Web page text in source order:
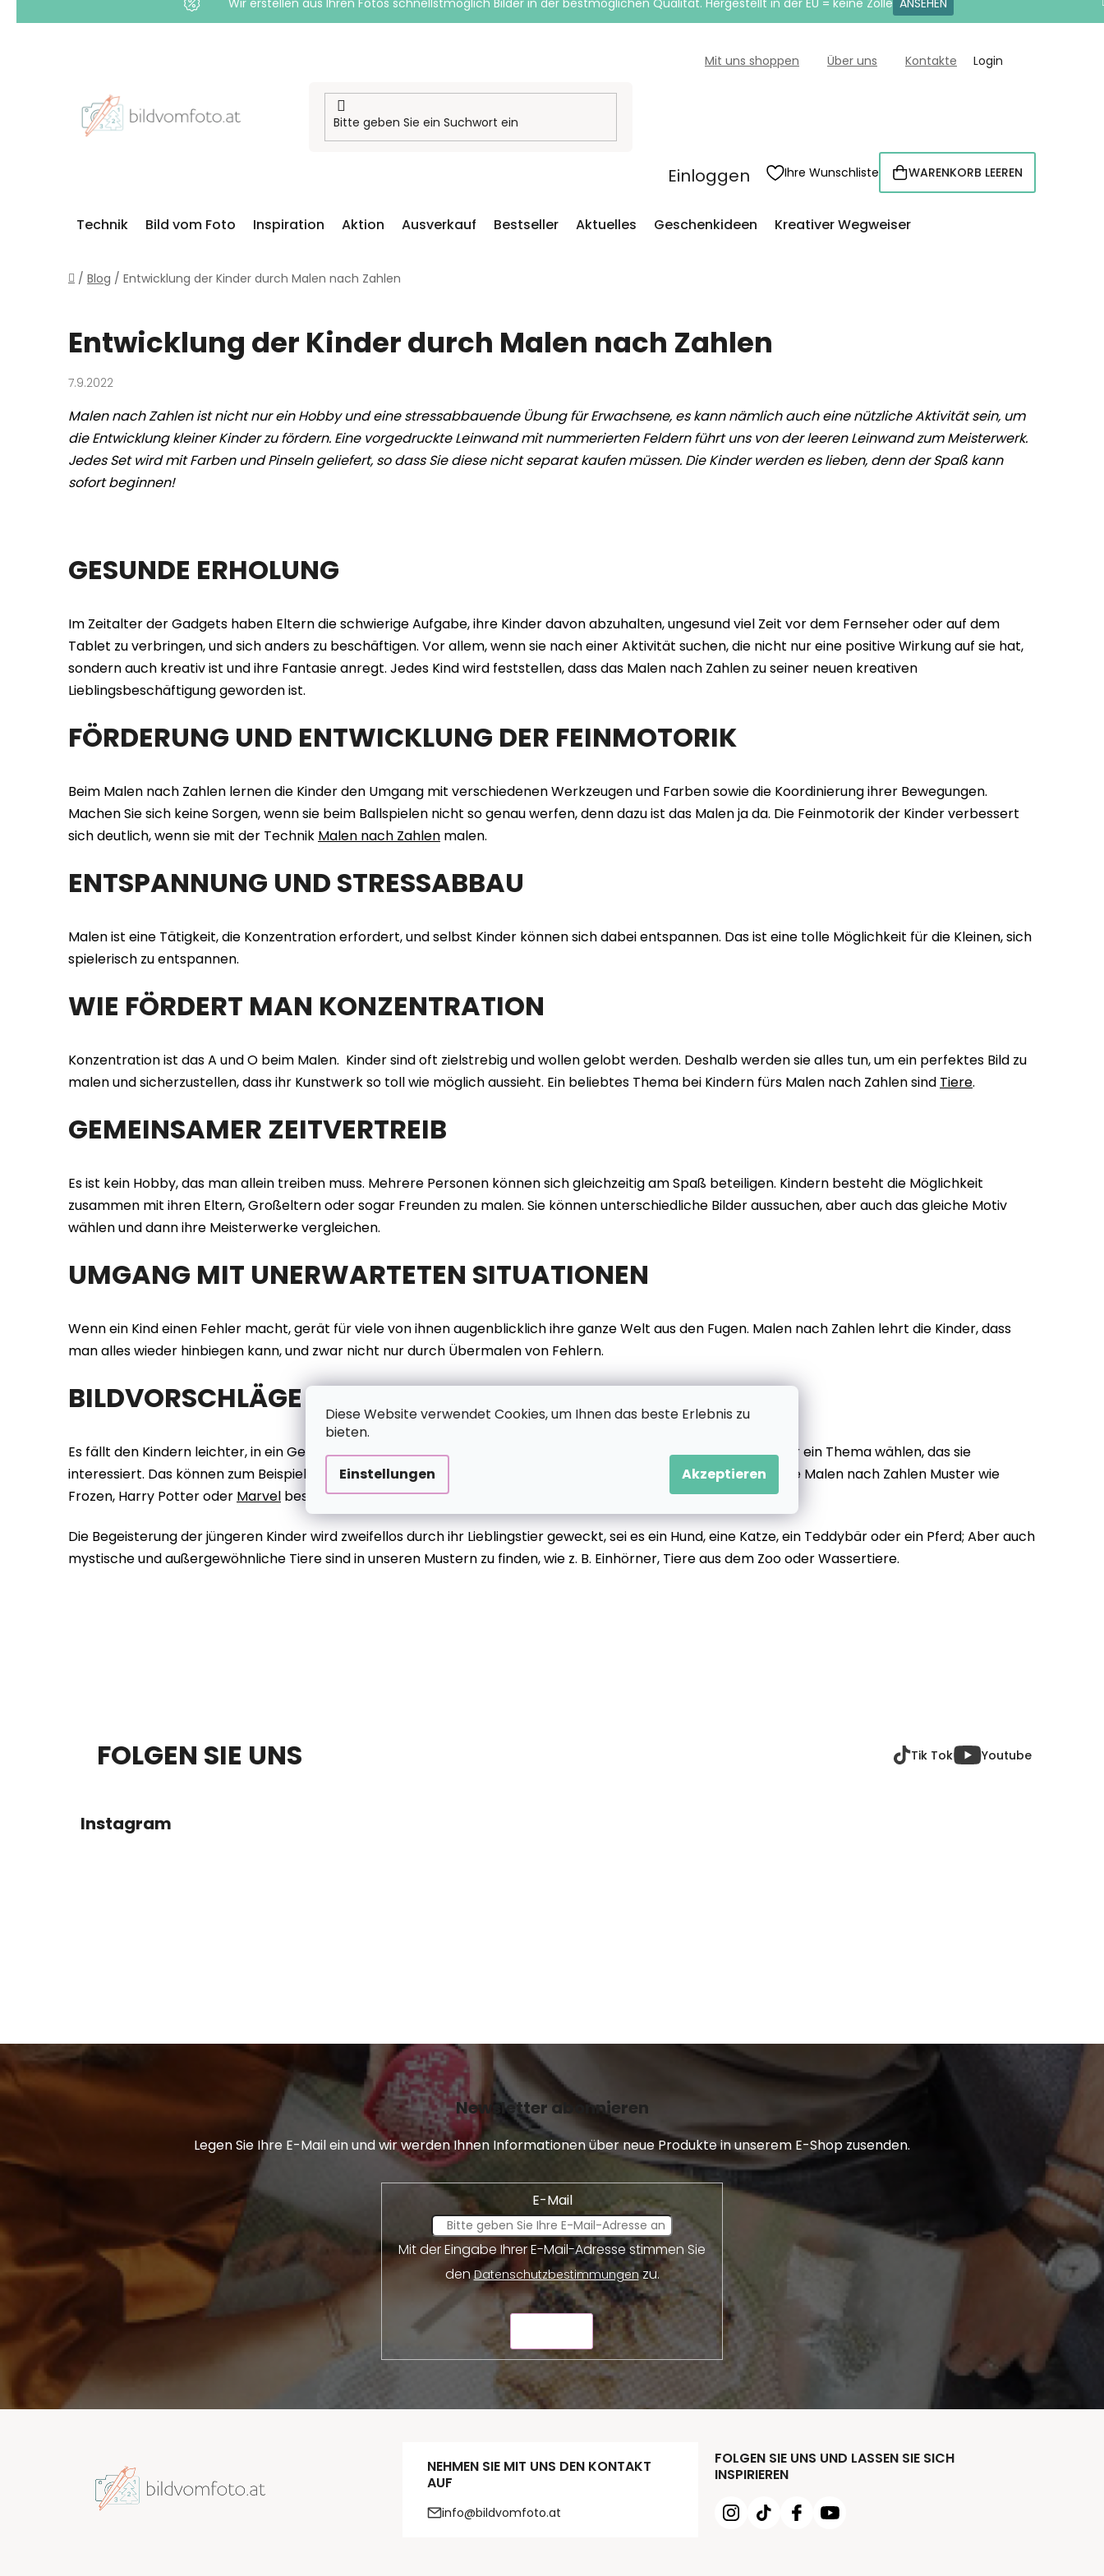
Diese Website verwendet Cookies, um Ihnen das beste Erlebnis zu
bieten.
Einstellungen Akzeptieren
Wir erstellen aus Ihren Fotos schnellstmöglich Bilder in der bestmöglichen Qualität. Hergestellt in der EU = keine Zölle ANSEHEN
Mit uns shoppen Über uns Kontakte Login
Einloggen Ihre Wunschliste WARENKORB
WARENKORB LEEREN
Technik Bild vom Foto Inspiration Aktion Ausverkauf Bestseller Aktuelles Geschenkideen Kreativer Wegweiser
Startseite
/ Blog / Entwicklung der Kinder durch Malen nach Zahlen
Entwicklung der Kinder durch Malen nach Zahlen
7.9.2022
Malen nach Zahlen ist nicht nur ein Hobby und eine stressabbauende Übung für Erwachsene, es kann nämlich auch eine nützliche Aktivität sein, um
die Entwicklung kleiner Kinder zu fördern. Eine vorgedruckte Leinwand mit nummerierten Feldern führt uns von der leeren Leinwand zum Meisterwerk.
Jedes Set wird mit Farben und Pinseln geliefert, so dass Sie diese nicht separat kaufen müssen. Die Kinder werden es lieben, denn der Spaß kann
sofort beginnen!
GESUNDE ERHOLUNG
Im Zeitalter der Gadgets haben Eltern die schwierige Aufgabe, ihre Kinder davon abzuhalten, ungesund viel Zeit vor dem Fernseher oder auf dem
Tablet zu verbringen, und sich anders zu beschäftigen. Vor allem, wenn sie nach einer Aktivität suchen, die nicht nur eine positive Wirkung auf sie hat,
sondern auch kreativ ist und ihre Fantasie anregt. Jedes Kind wird feststellen, dass das Malen nach Zahlen zu seiner neuen kreativen
Lieblingsbeschäftigung geworden ist.
FÖRDERUNG UND ENTWICKLUNG DER FEINMOTORIK
Beim Malen nach Zahlen lernen die Kinder den Umgang mit verschiedenen Werkzeugen und Farben sowie die Koordinierung ihrer Bewegungen.
Machen Sie sich keine Sorgen, wenn sie beim Ballspielen nicht so genau werfen, denn dazu ist das Malen ja da. Die Feinmotorik der Kinder verbessert
sich deutlich, wenn sie mit der Technik Malen nach Zahlen malen.
ENTSPANNUNG UND STRESSABBAU
Malen ist eine Tätigkeit, die Konzentration erfordert, und selbst Kinder können sich dabei entspannen. Das ist eine tolle Möglichkeit für die Kleinen, sich
spielerisch zu entspannen.
WIE FÖRDERT MAN KONZENTRATION
Konzentration ist das A und O beim Malen. Kinder sind oft zielstrebig und wollen gelobt werden. Deshalb werden sie alles tun, um ein perfektes Bild zu
malen und sicherzustellen, dass ihr Kunstwerk so toll wie möglich aussieht. Ein beliebtes Thema bei Kindern fürs Malen nach Zahlen sind Tiere.
GEMEINSAMER ZEITVERTREIB
Es ist kein Hobby, das man allein treiben muss. Mehrere Personen können sich gleichzeitig am Spaß beteiligen. Kindern besteht die Möglichkeit
zusammen mit ihren Eltern, Großeltern oder sogar Freunden zu malen. Sie können unterschiedliche Bilder aussuchen, aber auch das gleiche Motiv
wählen und dann ihre Meisterwerke vergleichen.
UMGANG MIT UNERWARTETEN SITUATIONEN
Wenn ein Kind einen Fehler macht, gerät für viele von ihnen augenblicklich ihre ganze Welt aus den Fugen. Malen nach Zahlen lehrt die Kinder, dass
man alles wieder hinbiegen kann, und zwar nicht nur durch Übermalen von Fehlern.
BILDVORSCHLÄGE
Es fällt den Kindern leichter, in ein Gemälde einzutauchen, wenn sie sich damit identifizieren können oder wenn wir ein Thema wählen, das sie
interessiert. Das können zum Beispiel ihre Lieblingsmärchenfiguren oder sogar Tiere sein. Ältere Kinder werden die Malen nach Zahlen Muster wie
Frozen, Harry Potter oder Marvel bestimmt lieben.
Die Begeisterung der jüngeren Kinder wird zweifellos durch ihr Lieblingstier geweckt, sei es ein Hund, eine Katze, ein Teddybär oder ein Pferd; Aber auch
mystische und außergewöhnliche Tiere sind in unseren Mustern zu finden, wie z. B. Einhörner, Tiere aus dem Zoo oder Wassertiere.
FOLGEN SIE UNS Tik Tok Youtube
Instagram
Newsletter abonnieren
Legen Sie Ihre E-Mail ein und wir werden Ihnen Informationen über neue Produkte in unserem E-Shop zusenden.
E-Mail
Mit der Eingabe Ihrer E-Mail-Adresse stimmen Sie
denDatenschutzbestimmungenzu.
NEHMEN SIE MIT UNS DEN KONTAKT
AUF
info@bildvomfoto.at
FOLGEN SIE UNS UND LASSEN SIE SICH
INSPIRIEREN